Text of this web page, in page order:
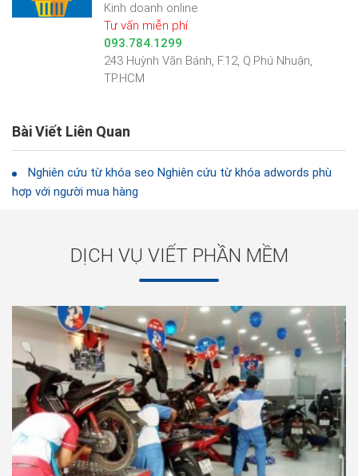
Kinh doanh online
Tư vấn miễn phí
093.784.1299
243 Huỳnh Văn Bánh, F.12, Q.Phú Nhuận,
TP.HCM
Bài Viết Liên Quan
Nghiên cứu từ khóa seo Nghiên cứu từ khóa adwords phù
hợp với người mua hàng
DỊCH VỤ VIẾT PHẦN MỀM